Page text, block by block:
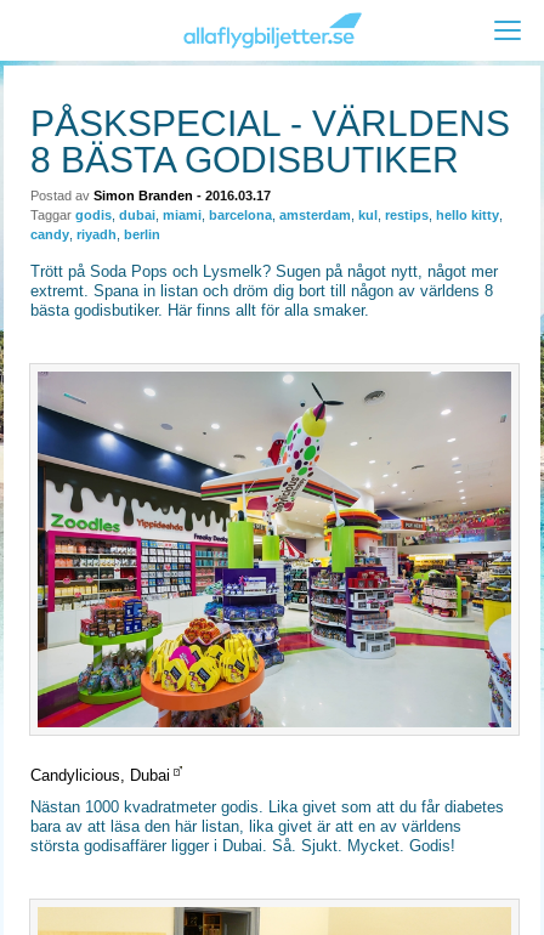
PÅSKSPECIAL - VÄRLDENS
8 BÄSTA GODISBUTIKER
Postad avSimon Branden - 2016.03.17
Taggar godis ,dubai ,miami ,barcelona ,amsterdam ,kul ,restips ,hello kitty
candy ,riyadh ,berlin
Trött på Soda Pops och Lysmelk? Sugen på något nytt, något mer
extremt. Spana in listan och dröm dig bort till någon av världens 8
bästa godisbutiker. Här finns allt för alla smaker.
Candylicious, Dubai
Nästan 1000 kvadratmeter godis. Lika givet som att du får diabetes
bara av att läsa den här listan, lika givet är att en av världens
största godisaffärer ligger i Dubai. Så. Sjukt. Mycket. Godis!